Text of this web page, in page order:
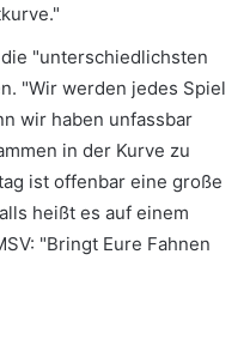
"unterschiedlichsten
"Wir werden jedes Spiel
wir haben unfassbar
in der Kurve zu
ist offenbar eine große
heißt es auf einem
"Bringt Eure Fahnen